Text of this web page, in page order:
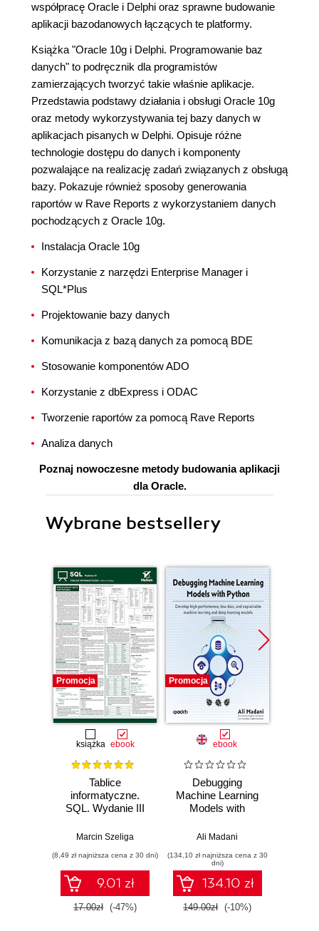
współpracę Oracle i Delphi oraz sprawne budowanie
aplikacji bazodanowych łączących te platformy.
Książka "Oracle 10g i Delphi. Programowanie baz
danych" to podręcznik dla programistów
zamierzających tworzyć takie właśnie aplikacje.
Przedstawia podstawy działania i obsługi Oracle 10g
oraz metody wykorzystywania tej bazy danych w
aplikacjach pisanych w Delphi. Opisuje różne
technologie dostępu do danych i komponenty
pozwalające na realizację zadań związanych z obsługą
bazy. Pokazuje również sposoby generowania
raportów w Rave Reports z wykorzystaniem danych
pochodzących z Oracle 10g.
Instalacja Oracle 10g
Korzystanie z narzędzi Enterprise Manager i
SQL*Plus
Projektowanie bazy danych
Komunikacja z bazą danych za pomocą BDE
Stosowanie komponentów ADO
Korzystanie z dbExpress i ODAC
Tworzenie raportów za pomocą Rave Reports
Analiza danych
Poznaj nowoczesne metody budowania aplikacji
dla Oracle.
Wybrane bestsellery
Promocja
książka ebook
Tablice
informatyczne.
SQL. Wydanie III
Marcin Szeliga
(8,49 zł najniższa cena z 30 dni)
9.01 zł
17.00zł (-47%)
Promocja
ebook
Debugging
Machine Learning
Models with
high-performance,
explainable
machine learning
and deep learning
models
Ali Madani
(134,10 zł najniższa cena z 30
dni)
134.10 zł
149.00zł (-10%)